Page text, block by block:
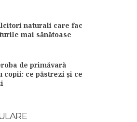
naturali care fac
mai sănătoase
de primăvară
copii: ce păstrezi și ce